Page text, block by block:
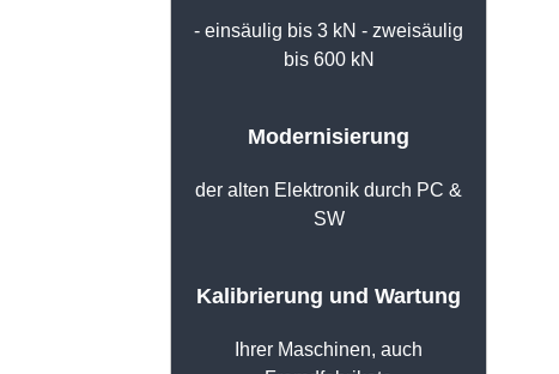
- einsäulig bis 3 kN - zweisäulig
bis 600 kN
Modernisierung
der alten Elektronik durch PC &
SW
Kalibrierung und Wartung
Ihrer Maschinen, auch